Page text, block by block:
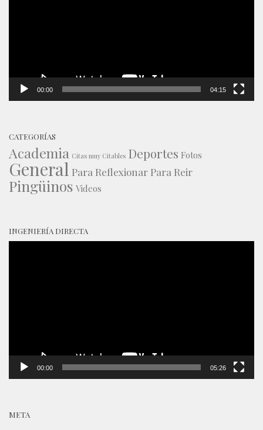
00:00 04:15
CATEGORÍAS
Academia Citas muy Citables Deportes Fotos
General Para Reflexionar Para Reir
Pingüinos Videos
INGENIERÍA DIRECTA
00:00 05:26
META